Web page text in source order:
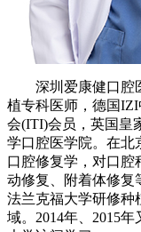
深圳爱康健口腔医
植专科医师，德国
会(ITI)会员，英国皇
学口腔医学院。在北
口腔修复学，对口腔
动修复、附着体修复
法兰克福大学研修种
域。2014年、2015